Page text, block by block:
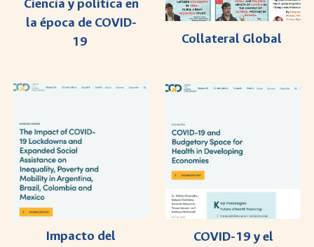
Ciencia y política en
la época de COVID-
19
Collateral Global
Impacto del
COVID-19 y el